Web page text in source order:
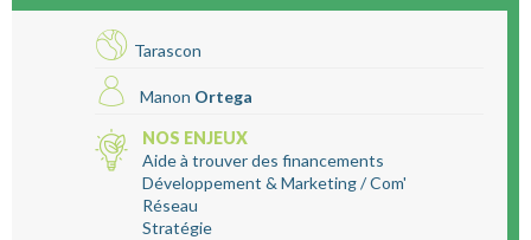
Tarascon
Manon Ortega
NOS ENJEUX
Aide à trouver des financements
Développement & Marketing / Com'
Réseau
Stratégie